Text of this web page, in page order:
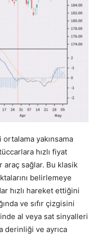
yakınsama
hızlı fiyat
sağlar. Bu klasik
belirlemeye
hızlı hareket ettiğini
ve sıfır çizgisini
al veya sat sinyalleri
derinliği ve ayrıca